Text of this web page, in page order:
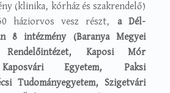
(klinika, kórház és szakrendelő)
háziorvos vesz részt, a Dél-
8 intézmény (Baranya Megyei
Kaposi Mór
Egyetem, Paksi
Tudományegyetem, Szigetvári